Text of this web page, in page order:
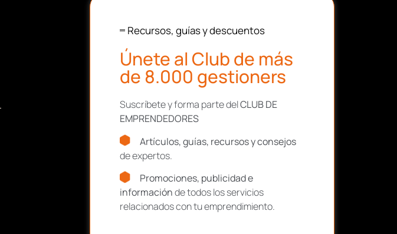
Recursos, guías y descuentos
Únete al Club de más
de 8.000 gestioners
Suscríbete y forma parte delCLUB DE
EMPRENDEDORES
Artículos, guías, recursos y consejos
de expertos.
Promociones, publicidad e
informaciónde todos los servicios
relacionados con tu emprendimiento.